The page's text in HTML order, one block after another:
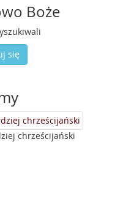
Boże
się
chrześcijański